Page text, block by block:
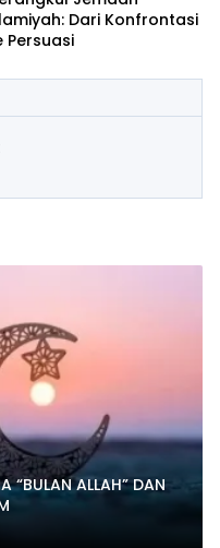
Dari Konfrontasi
Persuasi
“BULAN ALLAH” DAN